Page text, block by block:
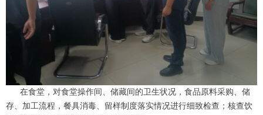
在食堂，对食堂操作间、储藏间的卫生状况，食品原料采购、储
存、加工流程，餐具消毒、留样制度落实情况进行细致检查；核查饮